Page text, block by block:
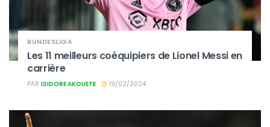
BUNDESLIGA
Les 11 meilleurs coéquipiers de Lionel Messi en
carrière
PAR ISIDORE AKOUETE 19/02/2024